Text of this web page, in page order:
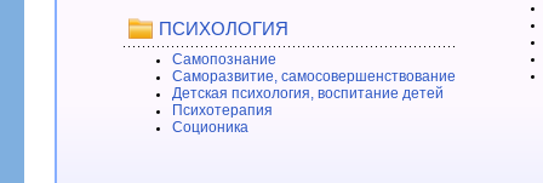
ПСИХОЛОГИЯ
Самопознание
Саморазвитие, самосовершенствование
Детская психология, воспитание детей
Психотерапия
Соционика